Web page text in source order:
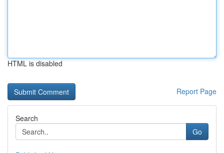
HTML is disabled
Report Page
Search
Go